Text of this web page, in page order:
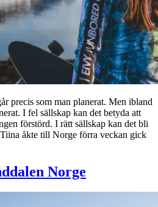
precis som man planerat. Men ibland
I fel sällskap kan det betyda att
förstörd. I rätt sällskap kan det bli
åkte till Norge förra veckan gick
Norge